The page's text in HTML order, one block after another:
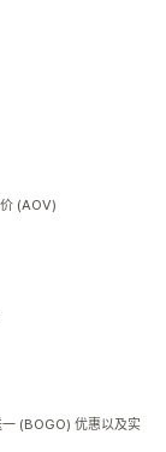
(AOV)
(BOGO) 优惠以及实